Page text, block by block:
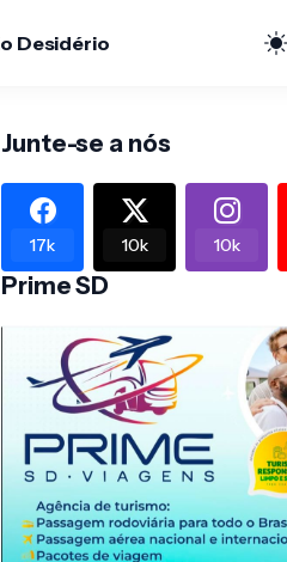
Desidério
Junte-se a nós
17k 10k 10k
Prime SD